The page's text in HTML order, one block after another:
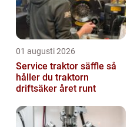
01 augusti 2026
Service traktor säffle så
håller du traktorn
driftsäker året runt